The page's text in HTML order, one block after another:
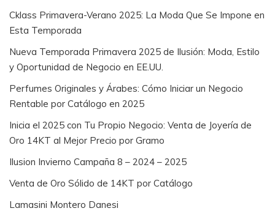
Cklass Primavera-Verano 2025: La Moda Que Se Impone en
Esta Temporada
Nueva Temporada Primavera 2025 de Ilusión: Moda, Estilo
y Oportunidad de Negocio en EE.UU.
Perfumes Originales y Árabes: Cómo Iniciar un Negocio
Rentable por Catálogo en 2025
Inicia el 2025 con Tu Propio Negocio: Venta de Joyería de
Oro 14KT al Mejor Precio por Gramo
Ilusion Invierno Campaña 8 – 2024 – 2025
Venta de Oro Sólido de 14KT por Catálogo
Lamasini Montero Danesi